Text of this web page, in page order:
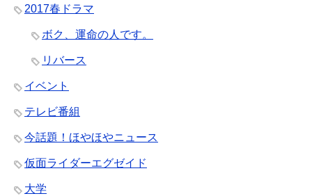
2017春ドラマ
ボク、運命の人です。
リバース
イベント
テレビ番組
今話題！ほやほやニュース
仮面ライダーエグゼイド
大学